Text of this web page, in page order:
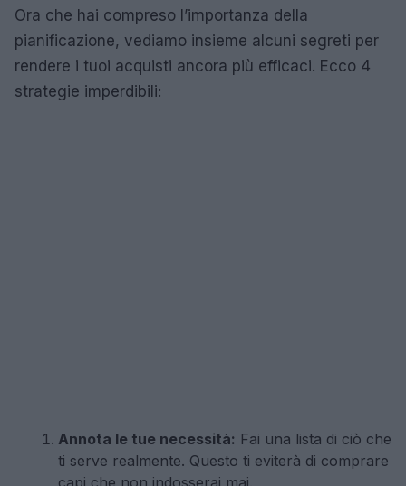
Ora che hai compreso l’importanza della
pianificazione, vediamo insieme alcuni segreti per
rendere i tuoi acquisti ancora più efficaci. Ecco 4
strategie imperdibili:
Annota le tue necessità: Fai una lista di ciò che
ti serve realmente. Questo ti eviterà di comprare
capi che non indosserai mai.